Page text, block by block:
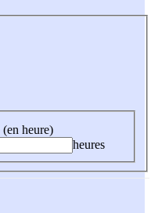
heure)
heures